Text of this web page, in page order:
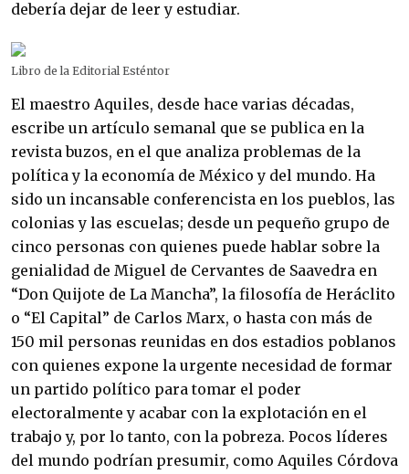
debería dejar de leer y estudiar.
Libro de la Editorial Esténtor
El maestro Aquiles, desde hace varias décadas,
escribe un artículo semanal que se publica en la
revista buzos, en el que analiza problemas de la
política y la economía de México y del mundo. Ha
sido un incansable conferencista en los pueblos, las
colonias y las escuelas; desde un pequeño grupo de
cinco personas con quienes puede hablar sobre la
genialidad de Miguel de Cervantes de Saavedra en
“Don Quijote de La Mancha”, la filosofía de Heráclito
o “El Capital” de Carlos Marx, o hasta con más de
150 mil personas reunidas en dos estadios poblanos
con quienes expone la urgente necesidad de formar
un partido político para tomar el poder
electoralmente y acabar con la explotación en el
trabajo y, por lo tanto, con la pobreza. Pocos líderes
del mundo podrían presumir, como Aquiles Córdova